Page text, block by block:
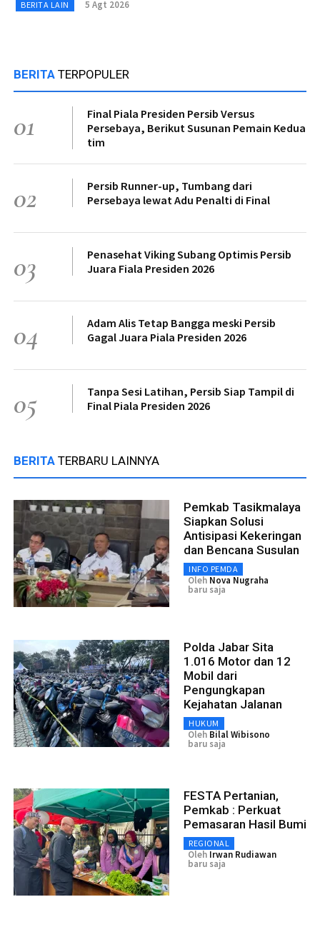
BERITA LAIN 5 Agt 2026
BERITA TERPOPULER
01
Final Piala Presiden Persib Versus
Persebaya, Berikut Susunan Pemain Kedua
tim
02
Persib Runner-up, Tumbang dari
Persebaya lewat Adu Penalti di Final
03
Penasehat Viking Subang Optimis Persib
Juara Fiala Presiden 2026
04
Adam Alis Tetap Bangga meski Persib
Gagal Juara Piala Presiden 2026
05
Tanpa Sesi Latihan, Persib Siap Tampil di
Final Piala Presiden 2026
BERITA TERBARU LAINNYA
Pemkab Tasikmalaya
Siapkan Solusi
Antisipasi Kekeringan
dan Bencana Susulan
INFO PEMDA
Oleh Nova Nugraha
baru saja
Polda Jabar Sita
1.016 Motor dan 12
Mobil dari
Pengungkapan
Kejahatan Jalanan
HUKUM
Oleh Bilal Wibisono
baru saja
FESTA Pertanian,
Pemkab : Perkuat
Pemasaran Hasil Bumi
REGIONAL
Oleh Irwan Rudiawan
baru saja